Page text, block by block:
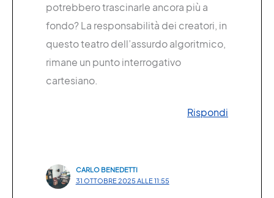
potrebbero trascinarle ancora più a
fondo? La responsabilità dei creatori, in
questo teatro dell’assurdo algoritmico,
rimane un punto interrogativo
cartesiano.
Rispondi
CARLO BENEDETTI
31 OTTOBRE 2025 ALLE 11:55